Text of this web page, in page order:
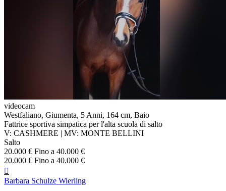
videocam
Westfaliano, Giumenta, 5 Anni, 164 cm, Baio
Fattrice sportiva simpatica per l'alta scuola di salto
V: CASHMERE | MV: MONTE BELLINI
Salto
20.000 € Fino a 40.000 €
20.000 € Fino a 40.000 €

Barbara Schulze Wierling